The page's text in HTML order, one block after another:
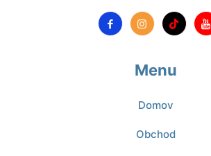
Menu
Domov
Obchod